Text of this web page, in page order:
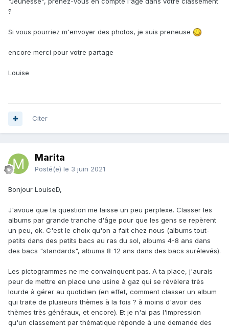
?
Si vous pourriez m'envoyer des photos, je suis preneuse
encore merci pour votre partage
Louise
Citer
Marita
Posté(e) le 3 juin 2021
Bonjour LouiseD,
J'avoue que ta question me laisse un peu perplexe. Classer les
albums par grande tranche d'âge pour que les gens se repèrent
un peu, ok. C'est le choix qu'on a fait chez nous (albums tout-
petits dans des petits bacs au ras du sol, albums 4-8 ans dans
des bacs "standards", albums 8-12 ans dans des bacs surélevés).
Les pictogrammes ne me convainquent pas. A ta place, j'aurais
peur de mettre en place une usine à gaz qui se révèlera très
lourde à gérer au quotidien (en effet, comment classer un album
qui traite de plusieurs thèmes à la fois ? à moins d'avoir des
thèmes très généraux, et encore). Et je n'ai pas l'impression
qu'un classement par thématique réponde à une demande des